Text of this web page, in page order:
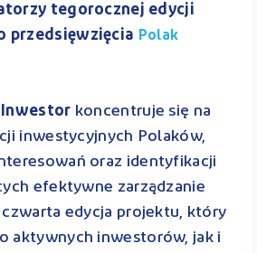
tegorocznej edycji
przedsięwzięcia Polak
koncentruje się na
inwestycyjnych Polaków,
oraz identyfikacji
efektywne zarządzanie
czwarta edycja projektu, który
aktywnych inwestorów, jak i